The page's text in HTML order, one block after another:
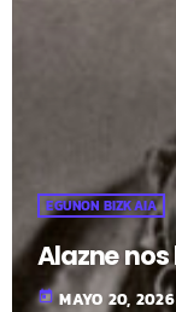
EGUNON BIZKAIA
Alazne
today MAYO 20, 2026